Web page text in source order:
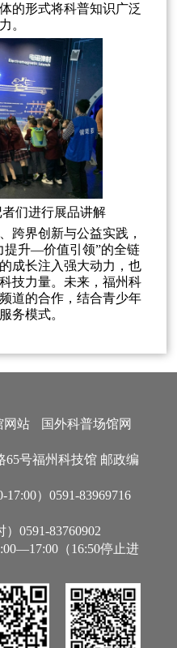
的形式将科普知识广泛
。
们进行展品讲解
界创新与公益实践，
提升—价值引领”的全链
成长注入强大动力，也
技力量。未来，福州科
道的合作，结合青少年
务模式。
网站
国外科普场馆网
号福州科技馆 邮政编
）0591-83969716
0591-83760902
（16:50停止进